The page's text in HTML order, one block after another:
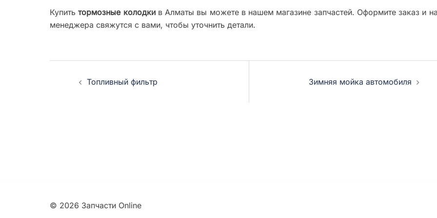
Купитьтормозные колодкив Алматы вы можете в нашем магазине запчастей. Оформите заказ и
менеджера свяжутся с вами, чтобы уточнить детали.
Навигация
Топливный фильтр Зимняя мойка автомобиля
© 2026 Запчасти Online